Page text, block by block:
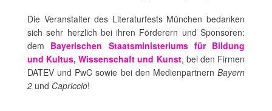
Die Veranstalter des Literaturfests München bedanken
sich sehr herzlich bei ihren Förderern und Sponsoren:
dem Bayerischen Staatsministeriums für Bildung
und Kultus, Wissenschaft und Kunst, bei den Firmen
DATEV und PwC sowie bei den Medienpartnern Bayern
2 und Capriccio!